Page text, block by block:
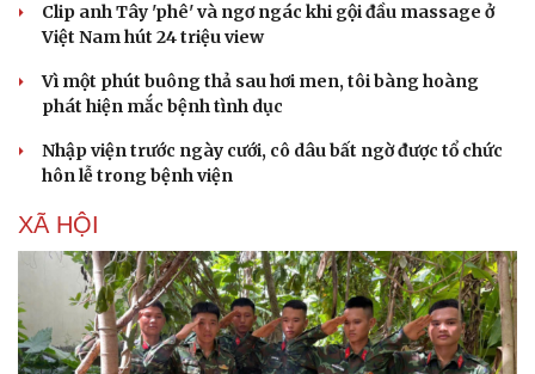
Clip anh Tây 'phê' và ngơ ngác khi gội đầu massage ở
Việt Nam hút 24 triệu view
Vì một phút buông thả sau hơi men, tôi bàng hoàng
phát hiện mắc bệnh tình dục
Nhập viện trước ngày cưới, cô dâu bất ngờ được tổ chức
hôn lễ trong bệnh viện
XÃ HỘI